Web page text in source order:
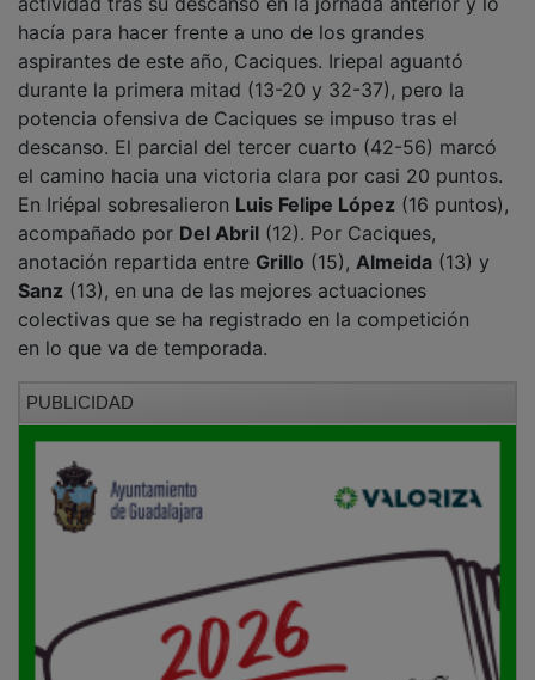
hacía para hacer frente a uno de los grandes
aspirantes de este año, Caciques. Iriepal aguantó
durante la primera mitad (13-20 y 32-37), pero la
potencia ofensiva de Caciques se impuso tras el
descanso. El parcial del tercer cuarto (42-56) marcó
el camino hacia una victoria clara por casi 20 puntos.
En Iriépal sobresalieronLuis Felipe López(16 puntos),
acompañado porDel Abril(12). Por Caciques,
anotación repartida entreGrillo (15),Almeida(13) y
Sanz(13), en una de las mejores actuaciones
colectivas que se ha registrado en la competición
en lo que va de temporada.